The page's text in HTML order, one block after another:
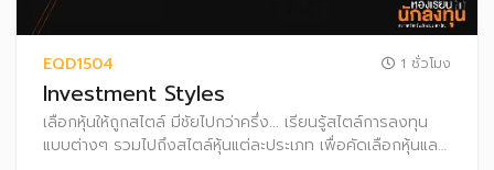
EQD1504 1 ชั่วโมง
Investment Styles
เลือกหุ้นให้ถูกสไตล์ มีชัยไปกว่าครึ่ง... เรียนรู้สไตล์การลงทุน
แบบต่างๆ รวมไปถึงสไตล์หุ้นแต่ละประเภท เพื่อคัดเลือกหุ้นและ